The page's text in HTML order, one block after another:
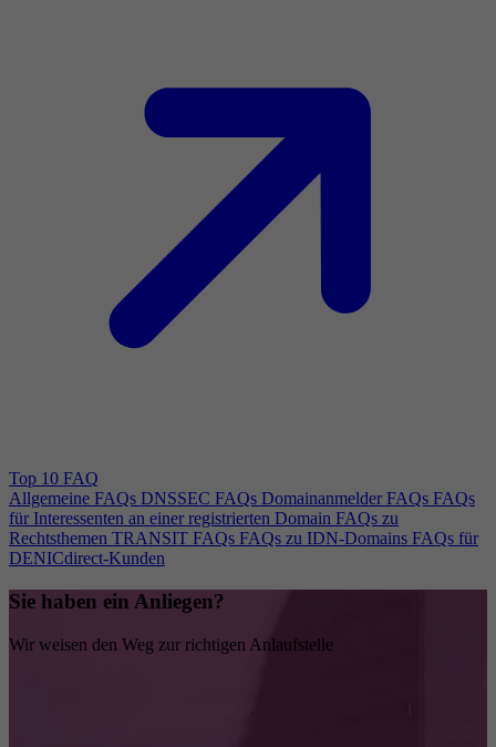
Top 10 FAQ
Allgemeine FAQs DNSSEC FAQs Domainanmelder FAQs FAQs
für Interessenten an einer registrierten Domain FAQs zu
Rechtsthemen TRANSIT FAQs FAQs zu IDN-Domains FAQs für
DENICdirect-Kunden
Sie haben ein Anliegen?
Wir weisen den Weg zur richtigen Anlaufstelle